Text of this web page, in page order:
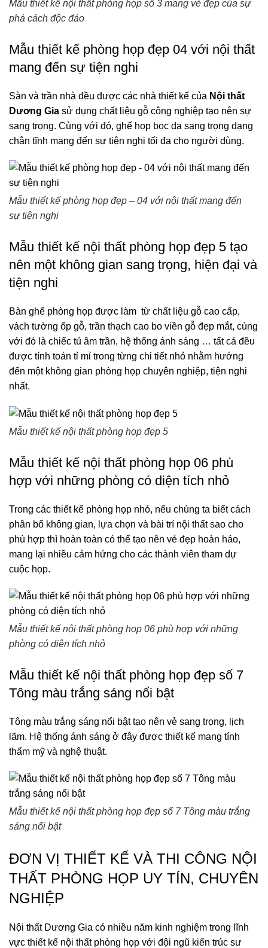
Mẫu thiết kế nội thất phòng họp số 3 mang vẻ đẹp của sự
phá cách độc đáo
Mẫu thiết kế phòng họp đẹp 04 với nội thất
mang đến sự tiện nghi
Sàn và trần nhà đều được các nhà thiết kế của Nội thất
Dương Gia sử dụng chất liệu gỗ công nghiệp tạo nên sự
sang trọng. Cùng với đó, ghế họp bọc da sang trọng dạng
chân tĩnh mang đến sự tiện nghi tối đa cho người dùng.
Mẫu thiết kế phòng họp đẹp – 04 với nội thất mang đến
sự tiện nghi
Mẫu thiết kế nội thất phòng họp đẹp 5 tạo
nên một không gian sang trọng, hiện đại và
tiện nghi
Bàn ghế phòng họp được làm từ chất liệu gỗ cao cấp,
vách tường ốp gỗ, trần thạch cao bo viền gỗ đẹp mắt, cùng
với đó là chiếc tủ âm trần, hệ thống ánh sáng … tất cả đều
được tính toán tỉ mỉ trong từng chi tiết nhỏ nhằm hướng
đến một không gian phòng họp chuyên nghiệp, tiện nghi
nhất.
Mẫu thiết kế nội thất phòng họp đẹp 5
Mẫu thiết kế nội thất phòng họp 06 phù
hợp với những phòng có diện tích nhỏ
Trong các thiết kế phòng họp nhỏ, nếu chúng ta biết cách
phân bổ không gian, lựa chọn và bài trí nội thất sao cho
phù hợp thì hoàn toàn có thể tạo nên vẻ đẹp hoàn hảo,
mang lại nhiều cảm hứng cho các thành viên tham dự
cuộc họp.
Mẫu thiết kế nội thất phòng họp 06 phù hợp với những
phòng có diện tích nhỏ
Mẫu thiết kế nội thất phòng họp đẹp số 7
Tông màu trắng sáng nổi bật
Tông màu trắng sáng nổi bật tạo nên vẻ sang trọng, lịch
lãm. Hệ thống ánh sáng ở đây được thiết kế mang tính
thẩm mỹ và nghệ thuật.
Mẫu thiết kế nội thất phòng họp đẹp số 7 Tông màu trắng
sáng nổi bật
ĐƠN VỊ THIẾT KẾ VÀ THI CÔNG NỘI
THẤT PHÒNG HỌP UY TÍN, CHUYÊN
NGHIỆP
Nội thất Dương Gia có nhiều năm kinh nghiệm trong lĩnh
vực thiết kế nội thất phòng họp với đội ngũ kiến trúc sư